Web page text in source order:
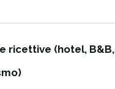
ricettive (hotel, B&B,